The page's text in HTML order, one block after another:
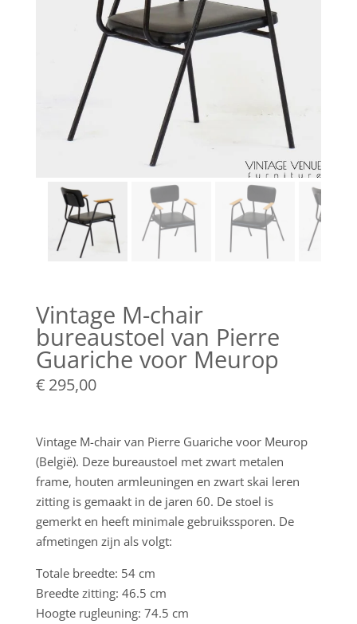
Vintage M-chair
bureaustoel van Pierre
Guariche voor Meurop
€295,00
Vintage M-chair van Pierre Guariche voor Meurop
(België). Deze bureaustoel met zwart metalen
frame, houten armleuningen en zwart skai leren
zitting is gemaakt in de jaren 60. De stoel is
gemerkt en heeft minimale gebruikssporen. De
afmetingen zijn als volgt:
Totale breedte: 54 cm
Breedte zitting: 46.5 cm
Hoogte rugleuning: 74.5 cm